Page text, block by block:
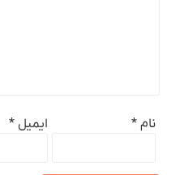
نام* ایمیل*